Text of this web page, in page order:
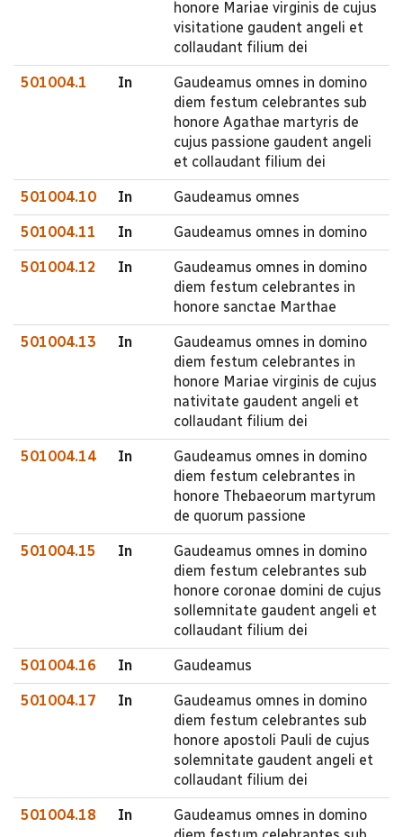
honore Mariae virginis de cujus
visitatione gaudent angeli et
collaudant filium dei
501004.1 In
Gaudeamus omnes in domino
diem festum celebrantes sub
honore Agathae martyris de
cujus passione gaudent angeli
et collaudant filium dei
501004.10 In Gaudeamus omnes
501004.11 In Gaudeamus omnes in domino
501004.12 In
Gaudeamus omnes in domino
diem festum celebrantes in
honore sanctae Marthae
501004.13 In
Gaudeamus omnes in domino
diem festum celebrantes in
honore Mariae virginis de cujus
nativitate gaudent angeli et
collaudant filium dei
501004.14 In
Gaudeamus omnes in domino
diem festum celebrantes in
honore Thebaeorum martyrum
de quorum passione
501004.15 In
Gaudeamus omnes in domino
diem festum celebrantes sub
honore coronae domini de cujus
sollemnitate gaudent angeli et
collaudant filium dei
501004.16 In Gaudeamus
501004.17 In
Gaudeamus omnes in domino
diem festum celebrantes sub
honore apostoli Pauli de cujus
solemnitate gaudent angeli et
collaudant filium dei
501004.18 In
Gaudeamus omnes in domino